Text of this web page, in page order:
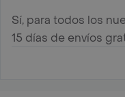
Sí, para todos los
15 días de envíos